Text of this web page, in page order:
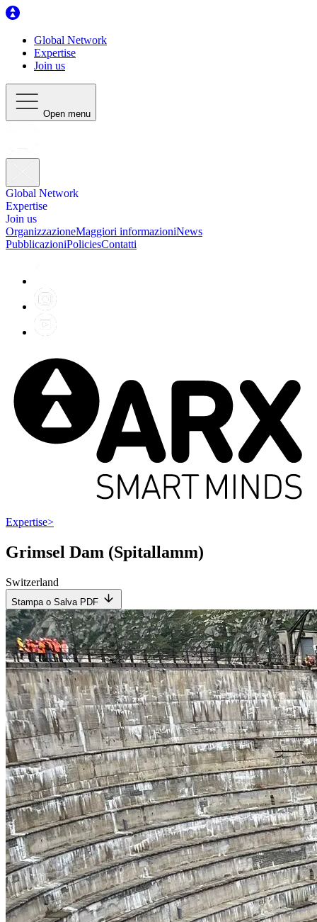
Global Network
Expertise
Join us
Open menu
Global Network
Expertise
Join us
OrganizzazioneMaggiori informazioniNews
PubblicazioniPoliciesContatti
Expertise>
Grimsel Dam (Spitallamm)
Switzerland
Stampa o Salva PDF